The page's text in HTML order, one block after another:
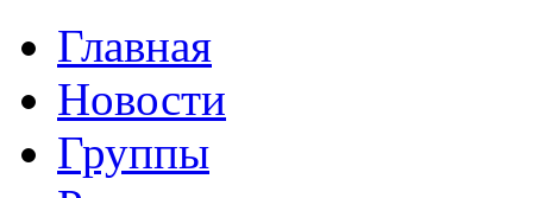
Главная
Новости
Группы